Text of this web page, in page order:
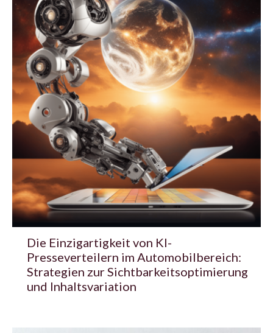
Die Einzigartigkeit von KI-
Presseverteilern im Automobilbereich:
Strategien zur Sichtbarkeitsoptimierung
und Inhaltsvariation